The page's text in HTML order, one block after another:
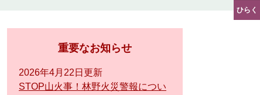
重要なお知らせ
2026年4月22日更新
STOP山火事！林野火災警報につい
ひらく